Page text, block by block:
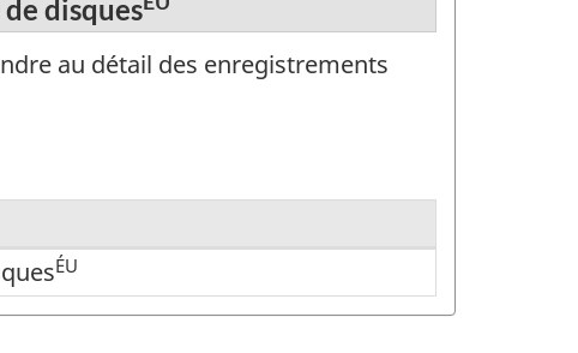
disques
au détail des enregistrements
ÉU